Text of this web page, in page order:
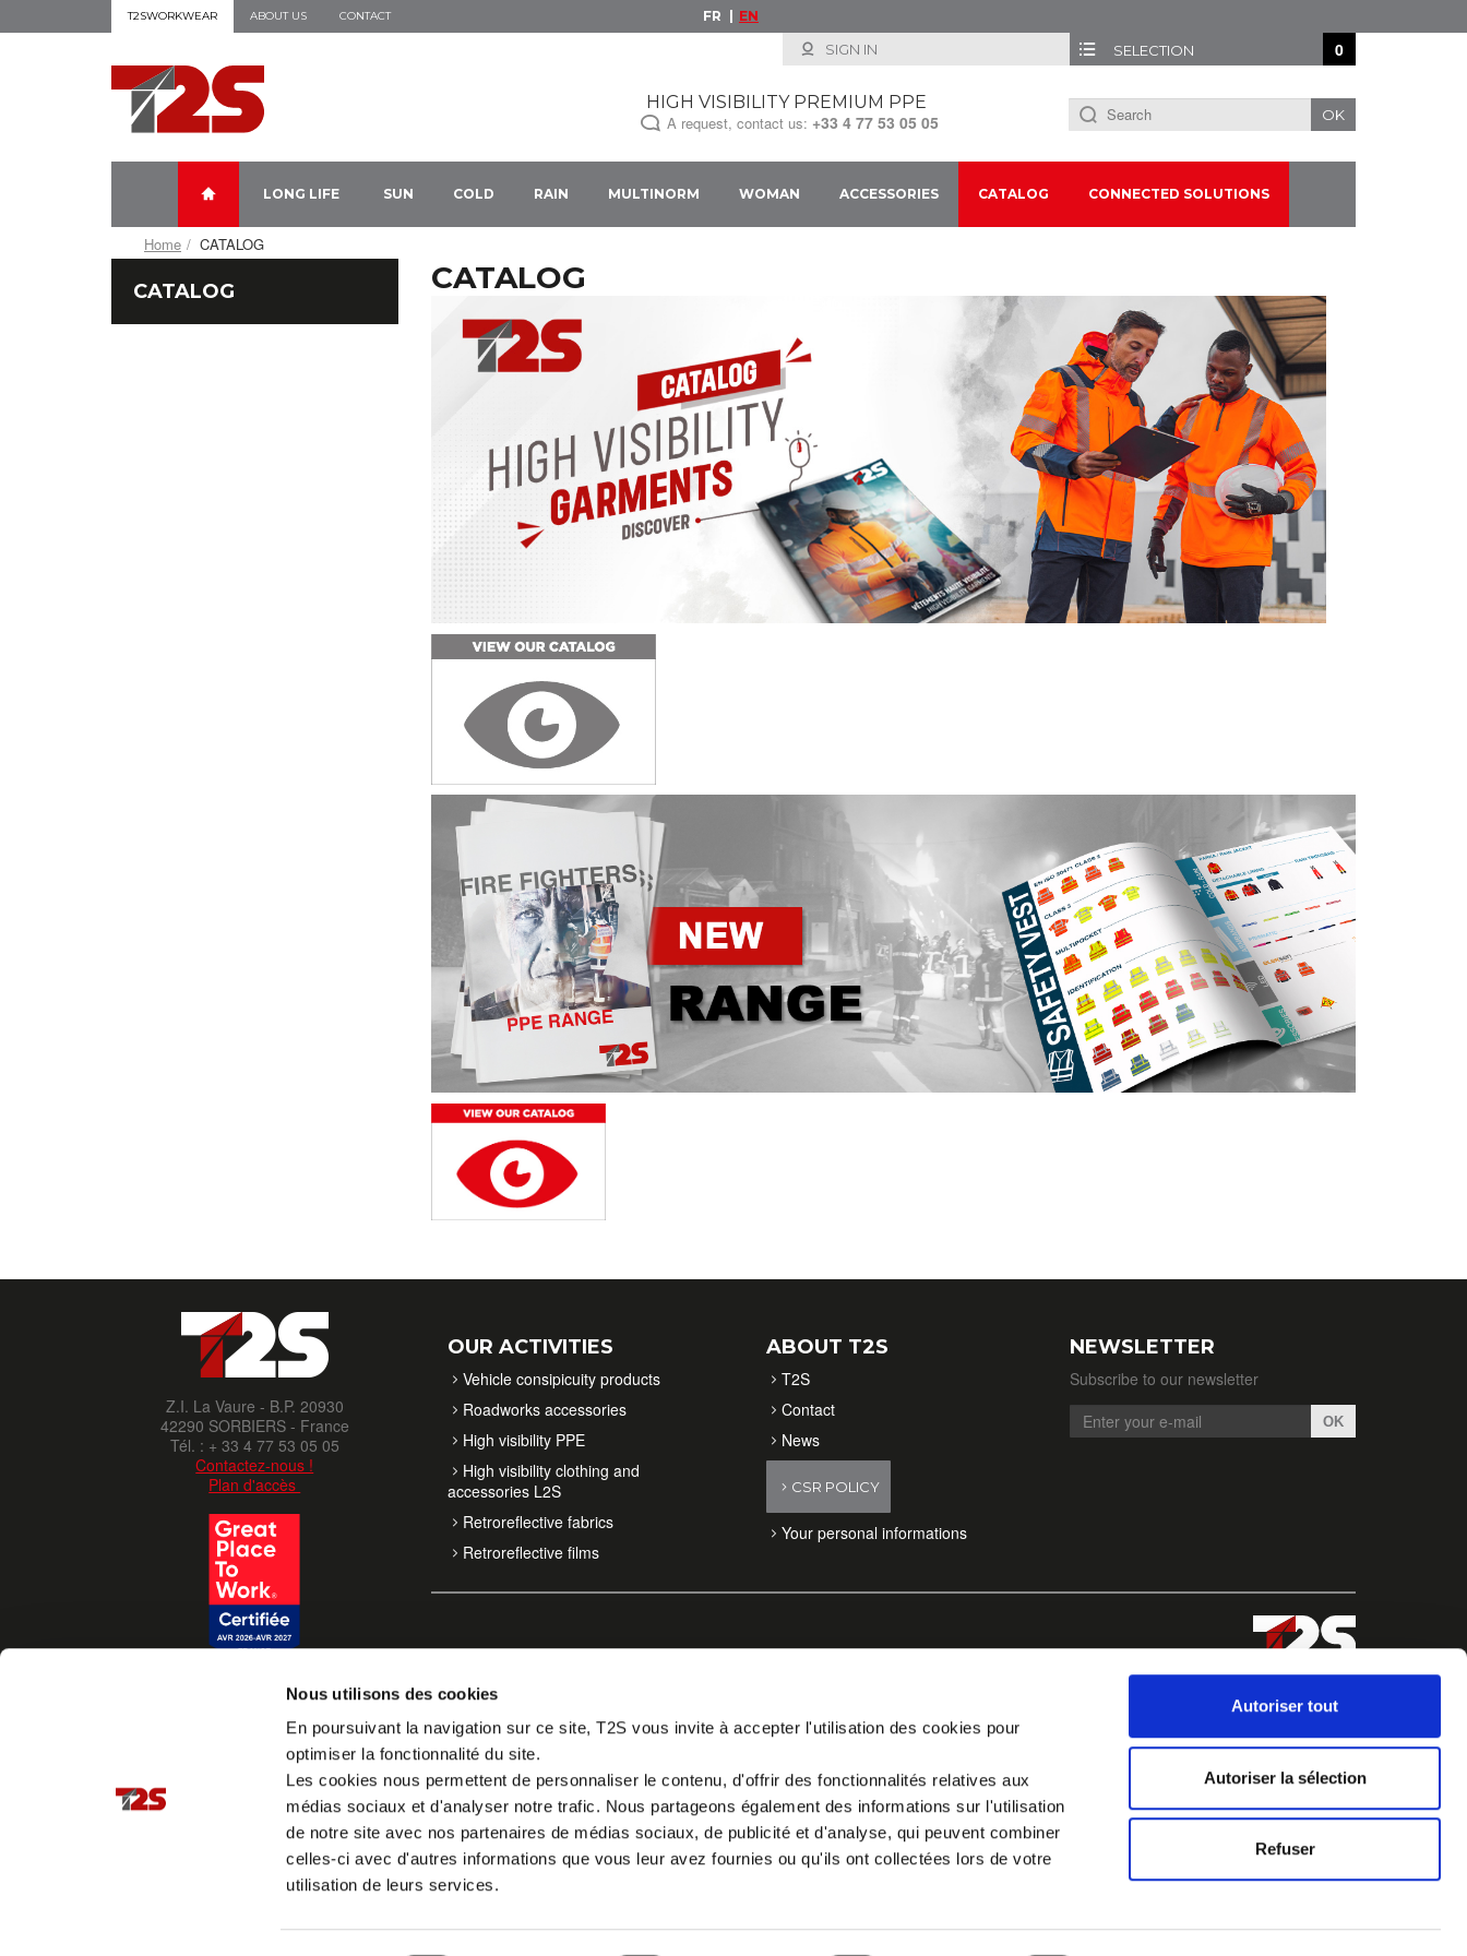
Nous utilisons des cookies
En poursuivant la navigation sur ce site, T2S vous invite à accepter l'utilisation des cookies pour
optimiser la fonctionnalité du site.
Les cookies nous permettent de personnaliser le contenu, d'offrir des fonctionnalités relatives aux
médias sociaux et d'analyser notre trafic. Nous partageons également des informations sur l'utilisation
de notre site avec nos partenaires de médias sociaux, de publicité et d'analyse, qui peuvent combiner
celles-ci avec d'autres informations que vous leur avez fournies ou qu'ils ont collectées lors de votre
utilisation de leurs services.
Autoriser tout
Autoriser la sélection
Refuser
T2SWORKWEAR ABOUT US CONTACT FR EN
SELECTION 0
SIGN IN
HIGH VISIBILITY PREMIUM PPE
A request, contact us: +33 4 77 53 05 05 OK
LONG LIFE SUN COLD RAIN MULTINORM WOMAN ACCESSORIES CATALOG CONNECTED SOLUTIONS
Home CATALOG
CATALOG CATALOG
Z.I. La Vaure - B.P. 20930
42290 SORBIERS - France
Tél. : + 33 4 77 53 05 05
Contactez-nous !
Plan d'accès
OUR ACTIVITIES
Vehicle consipicuity products
Roadworks accessories
High visibility PPE
High visibility clothing and
accessories L2S
Retroreflective fabrics
Retroreflective films
ABOUT T2S
T2S
Contact
News
CSR POLICY
Your personal informations
NEWSLETTER
Subscribe to our newsletter
OK